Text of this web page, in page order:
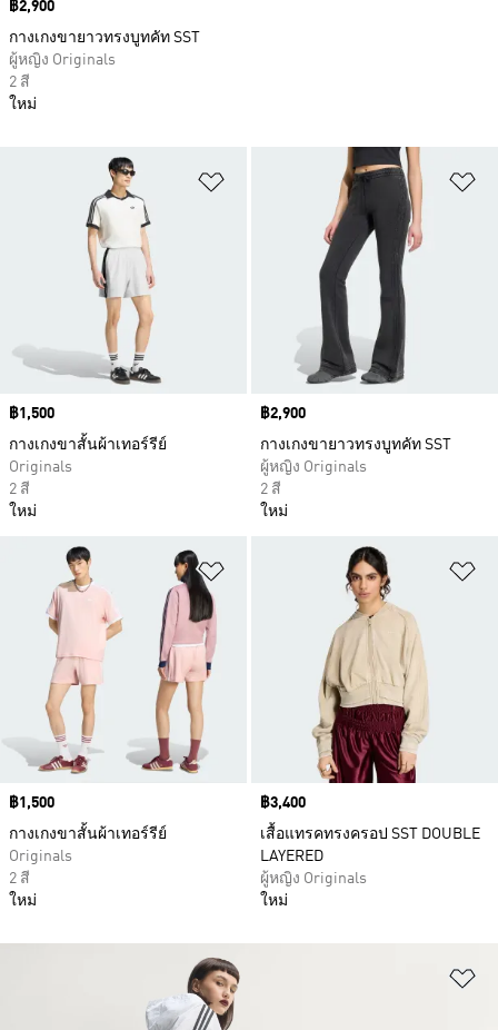
เพิ่มไปยังรายการสินค้าโปรด
Price
฿1,500
กางเกงขาสั้นผ้าเทอร์รีย์
Originals
2 สี
ใหม่
Price
฿2,900
กางเกงขายาวทรงบูทคัท SST
ผู้หญิง Originals
2 สี
ใหม่
เพิ่มไปยังรายการสินค้าโปรด
Price
฿1,500
กางเกงขาสั้นผ้าเทอร์รีย์
Originals
2 สี
ใหม่
Price
฿3,400
เสื้อแทรคทรงครอป SST DOUBLE
LAYERED
ผู้หญิง Originals
ใหม่
Price
฿2,900
กางเกงขายาวทรงบูทคัท SST
ผู้หญิง Originals
2 สี
ใหม่